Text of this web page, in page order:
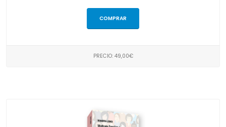
COMPRAR
PRECIO: 49,00€